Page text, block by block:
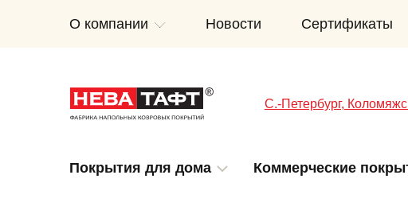
О компании Новости Сертификаты
C.-Петербург,
Покрытия для дома Коммерческие